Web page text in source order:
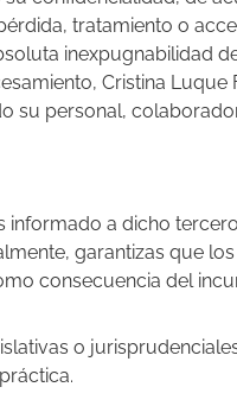
tratamiento o
inexpugnabilidad
Cristina Luque
su personal,
a dicho
garantizas que
consecuencia del
o